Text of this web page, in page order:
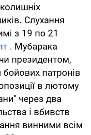
Слухання
з 19 по 21
. Мубарака
президентом,
бойових патронів
в лютому
через два
і вбивств
винними всім